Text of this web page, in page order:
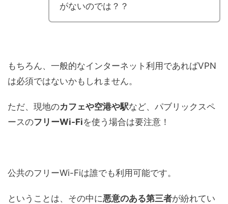
がないのでは？？
もちろん、一般的なインターネット利用であればVPN
は必須ではないかもしれません。
ただ、現地のカフェや空港や駅など、パブリックスペ
ースのフリーWi-Fiを使う場合は要注意！
公共のフリーWi-Fiは誰でも利用可能です。
ということは、その中に悪意のある第三者が紛れてい